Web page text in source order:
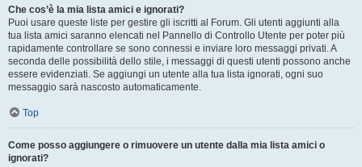
Che cos’è la mia lista amici e ignorati?
Puoi usare queste liste per gestire gli iscritti al Forum. Gli utenti aggiunti alla
tua lista amici saranno elencati nel Pannello di Controllo Utente per poter più
rapidamente controllare se sono connessi e inviare loro messaggi privati. A
seconda delle possibilità dello stile, i messaggi di questi utenti possono anche
essere evidenziati. Se aggiungi un utente alla tua lista ignorati, ogni suo
messaggio sarà nascosto automaticamente.
Top
Come posso aggiungere o rimuovere un utente dalla mia lista amici o
ignorati?